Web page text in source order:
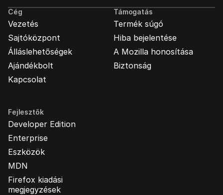
Cég
Vezetés
Sajtóközpont
Álláslehetőségek
Ajándékbolt
Kapcsolat
Támogatás
Termék súgó
Hiba bejelentése
A Mozilla honosítása
Biztonság
Fejlesztők
Developer Edition
Enterprise
Eszközök
MDN
Firefox kiadási
megjegyzések